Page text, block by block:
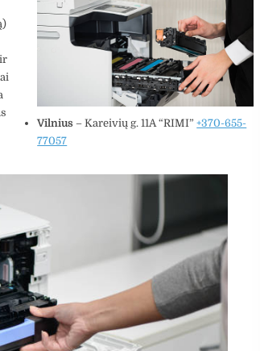
Darius Razmislevičius
prieš 3 metų
bei kokybiškai
darbas.
prieš 3
Puikus
Vilnius – Kareivių g. 11A “RIMI”+370-655-
77057